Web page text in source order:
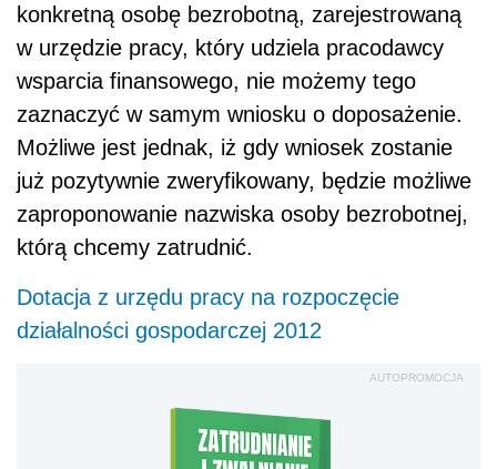
konkretną osobę bezrobotną, zarejestrowaną
w urzędzie pracy, który udziela pracodawcy
wsparcia finansowego, nie możemy tego
zaznaczyć w samym wniosku o doposażenie.
Możliwe jest jednak, iż gdy wniosek zostanie
już pozytywnie zweryfikowany, będzie możliwe
zaproponowanie nazwiska osoby bezrobotnej,
którą chcemy zatrudnić.
Dotacja z urzędu pracy na rozpoczęcie
działalności gospodarczej 2012
AUTOPROMOCJA